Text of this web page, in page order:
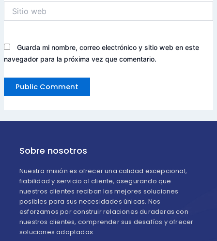
web
Guarda mi nombre, correo electrónico y sitio web en este
navegador para la próxima vez que comentario.
Sobre nosotros
Nuestra misión es ofrecer una calidad excepcional,
fiabilidad y servicio al cliente, asegurando que
nuestros clientes reciban las mejores soluciones
posibles para sus necesidades únicas. Nos
esforzamos por construir relaciones duraderas con
nuestros clientes, comprender sus desafíos y ofrecer
soluciones adaptadas.